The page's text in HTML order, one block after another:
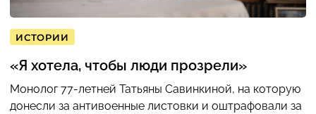
ИСТОРИИ
«Я хотела, чтобы люди прозрели»
Монолог 77-летней Татьяны Савинкиной, на которую
донесли за антивоенные листовки и оштрафовали за